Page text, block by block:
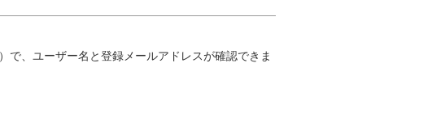
、ユーザー名と登録メールアドレスが確認できま